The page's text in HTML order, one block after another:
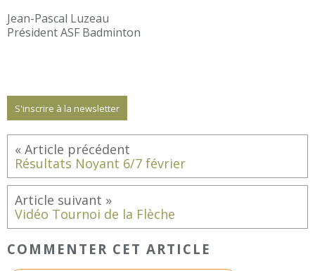
Jean-Pascal Luzeau
Président ASF Badminton
S'inscrire à la newsletter
Résultats Noyant 6/7 février
Vidéo Tournoi de la Flèche
COMMENTER CET ARTICLE